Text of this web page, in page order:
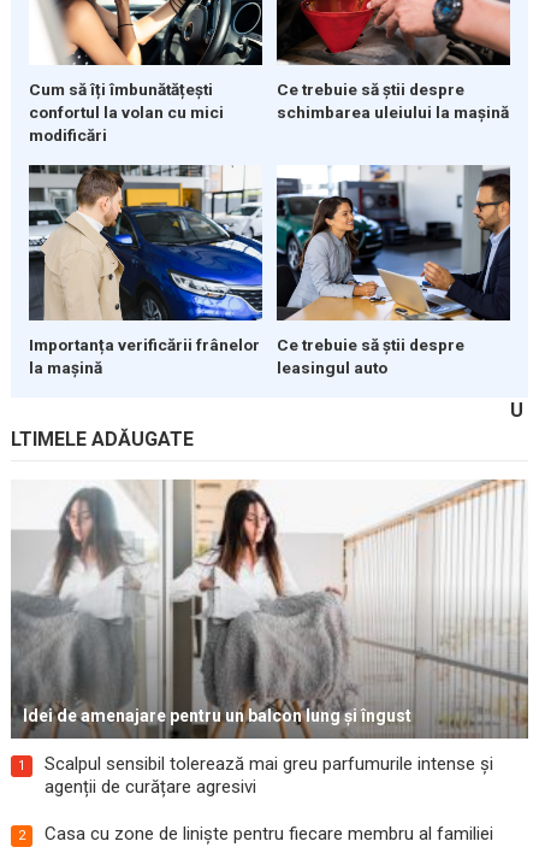
Cum să îți îmbunătățești
confortul la volan cu mici
modificări
Ce trebuie să știi despre
schimbarea uleiului la mașină
Importanța verificării frânelor
la mașină
Ce trebuie să știi despre
leasingul auto
U
LTIMELE ADĂUGATE
Idei de amenajare pentru un balcon lung și îngust
1
Scalpul sensibil tolerează mai greu parfumurile intense și
agenții de curățare agresivi
2 Casa cu zone de liniște pentru fiecare membru al familiei